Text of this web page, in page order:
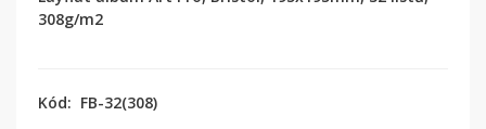
308g/m2
Kód: FB-32(308)